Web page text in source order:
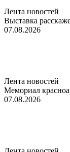
Лента новостей
Выставка
07.08.2026
Лента новостей
Мемориал
07.08.2026